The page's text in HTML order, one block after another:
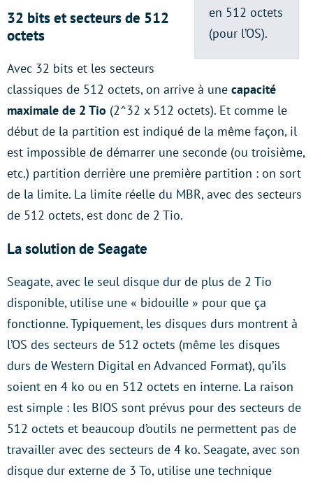
en 512 octets
(pour l’OS).
32 bits et secteurs de 512
octets
Avec 32 bits et les secteurs
classiques de 512 octets, on arrive à une capacité
maximale de 2 Tio (2^32 x 512 octets). Et comme le
début de la partition est indiqué de la même façon, il
est impossible de démarrer une seconde (ou troisième,
etc.) partition derrière une première partition : on sort
de la limite. La limite réelle du MBR, avec des secteurs
de 512 octets, est donc de 2 Tio.
La solution de Seagate
Seagate, avec le seul disque dur de plus de 2 Tio
disponible, utilise une « bidouille » pour que ça
fonctionne. Typiquement, les disques durs montrent à
l’OS des secteurs de 512 octets (même les disques
durs de Western Digital en Advanced Format), qu’ils
soient en 4 ko ou en 512 octets en interne. La raison
est simple : les BIOS sont prévus pour des secteurs de
512 octets et beaucoup d’outils ne permettent pas de
travailler avec des secteurs de 4 ko. Seagate, avec son
disque dur externe de 3 To, utilise une technique